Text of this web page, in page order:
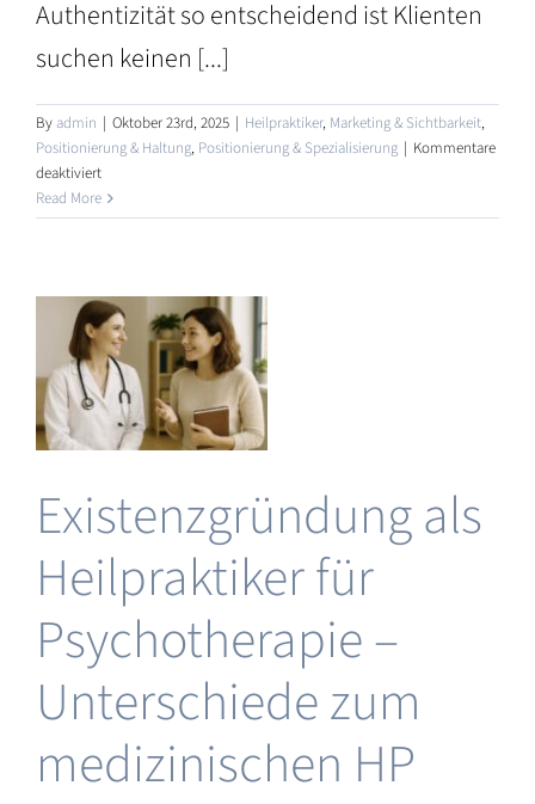
Authentizität so entscheidend ist Klienten
suchen keinen [...]
Byadmin | Oktober 23rd, 2025 | Heilpraktiker, Marketing & Sichtbarkeit,
Positionierung & Haltung, Positionierung & Spezialisierung | Kommentare
deaktiviertfür
Authentisches
Marketing
Sichtbar
werden
ohne
sich
zu
verbiegen
Read More
Existenzgründung als
Heilpraktiker für
Psychotherapie –
Unterschiede zum
medizinischen HP